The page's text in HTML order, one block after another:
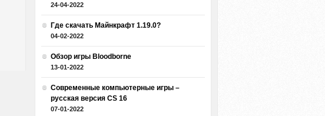
24-04-2022
Где скачать Майнкрафт 1.19.0?
04-02-2022
Обзор игры Bloodborne
13-01-2022
Современные компьютерные игры –
русская версия CS 16
07-01-2022